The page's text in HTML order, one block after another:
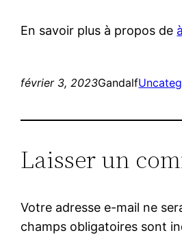
En savoir plus à propos de
février 3, 2023Gandalf
Laisser un
Votre adresse e-mail ne
champs obligatoires sont